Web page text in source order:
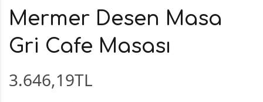
Mermer Desen Masa
Gri Cafe Masası
3.646,19TL